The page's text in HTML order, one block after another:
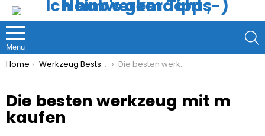
Menu
You are here:
Home Werkzeug Bestseller Die besten werkzeug mit m kaufen
Die besten werkzeug mit m
kaufen